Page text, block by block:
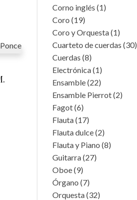
Corno inglés (1)
Coro (19)
Coro y Orquesta(1)
Cuarteto de cuerdas (30)
Cuerdas (8)
Electrónica(1)
Ensamble(22)
Ensamble Pierrot(2)
Fagot(6)
Flauta(17)
Flauta dulce(2)
Flauta y Piano (8)
Guitarra(27)
Oboe(9)
Órgano (7)
Orquesta(32)